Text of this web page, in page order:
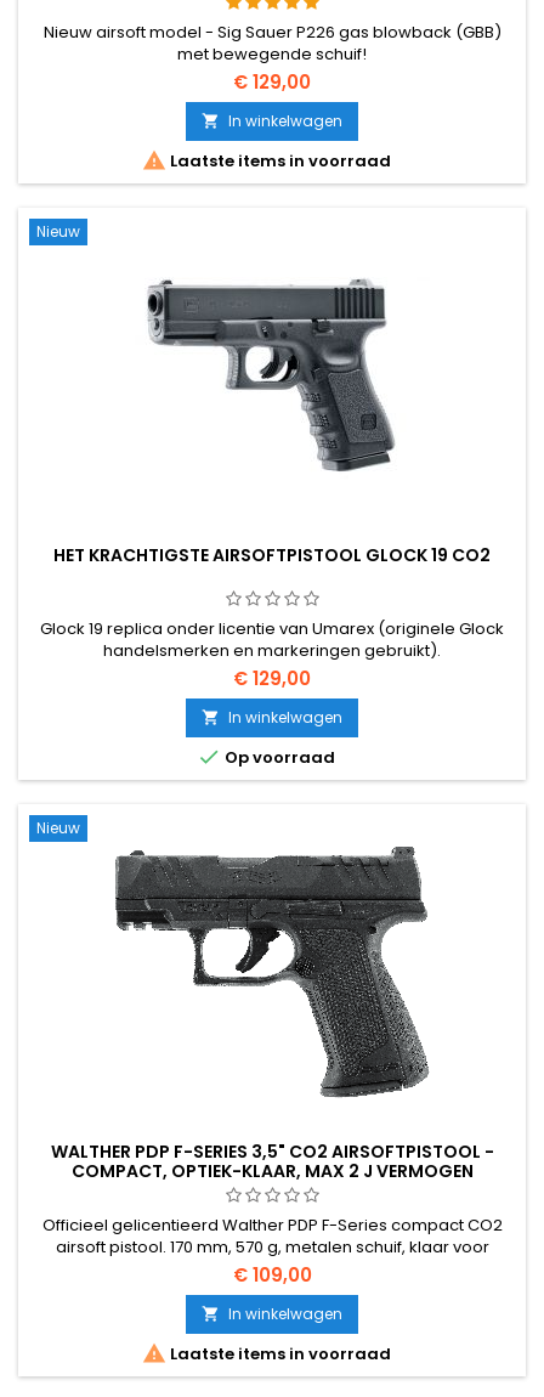
Nieuw airsoft model - Sig Sauer P226 gas blowback (GBB)
met bewegende schuif!
€ 129,00
 In winkelwagen
 Laatste items in voorraad
Nieuw
HET KRACHTIGSTE AIRSOFTPISTOOL GLOCK 19 CO2
Glock 19 replica onder licentie van Umarex (originele Glock
handelsmerken en markeringen gebruikt).
€ 129,00
 In winkelwagen
 Op voorraad
Nieuw
WALTHER PDP F-SERIES 3,5" CO2 AIRSOFTPISTOOL -
COMPACT, OPTIEK-KLAAR, MAX 2 J VERMOGEN
Officieel gelicentieerd Walther PDP F-Series compact CO2
airsoft pistool. 170 mm, 570 g, metalen schuif, klaar voor
optiek (Vortex / Leupold / C-More / Trijicon voetafdrukken),
Picatinny rail. Maximaal airsoftvermogen: 2 J. Non-blowback
ontwerp = meer schoten per CO2-capsule. Kleinere
handgreep ergonomie. Het slimme, goedkopere alternatief
voor een Glock...
€ 109,00
 In winkelwagen
 Laatste items in voorraad